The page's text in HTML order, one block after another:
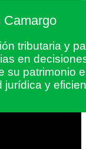
Camargo
tributaria y
en
su patrimonio
jurídica y